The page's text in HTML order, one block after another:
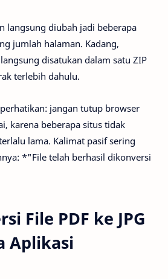
langsung diubah jadi beberapa
jumlah halaman. Kadang,
disatukan dalam satu ZIP
terlebih dahulu.
jangan tutup browser
karena beberapa situs tidak
lama. Kalimat pasif sering
*"File telah berhasil dikonversi
File PDF ke JPG
Aplikasi